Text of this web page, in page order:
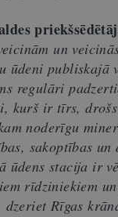
un
ūdeni publiskajā
regulāri
kurš ir tīrs,
noderīgu
sakoptības un
ūdens stacija ir
rīdziniekiem
Rīgas